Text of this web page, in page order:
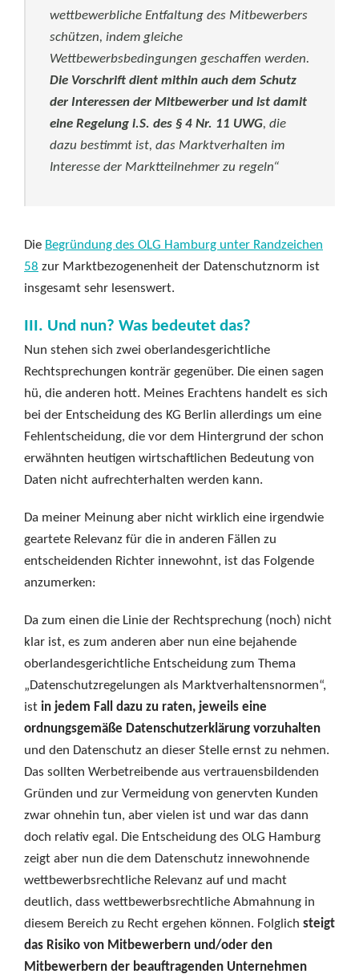
wettbewerbliche Entfaltung des Mitbewerbers
schützen, indem gleiche
Wettbewerbsbedingungen geschaffen werden.
Die Vorschrift dient mithin auch dem Schutz
der Interessen der Mitbewerber und ist damit
eine Regelung i.S. des § 4 Nr. 11 UWG, die
dazu bestimmt ist, das Marktverhalten im
Interesse der Marktteilnehmer zu regeln“
Die Begründung des OLG Hamburg unter Randzeichen
58 zur Marktbezogenenheit der Datenschutznorm ist
insgesamt sehr lesenswert.
III. Und nun? Was bedeutet das?
Nun stehen sich zwei oberlandesgerichtliche
Rechtsprechungen konträr gegenüber. Die einen sagen
hü, die anderen hott. Meines Erachtens handelt es sich
bei der Entscheidung des KG Berlin allerdings um eine
Fehlentscheidung, die vor dem Hintergrund der schon
erwähnten heutigen wirtschaftlichen Bedeutung von
Daten nicht aufrechterhalten werden kann.
Da meiner Meinung aber nicht wirklich eine irgendwie
geartete Relevanz für die in anderen Fällen zu
entscheidenden Richter innewohnt, ist das Folgende
anzumerken:
Da zum einen die Linie der Rechtsprechung (noch) nicht
klar ist, es zum anderen aber nun eine bejahende
oberlandesgerichtliche Entscheidung zum Thema
„Datenschutzregelungen als Marktverhaltensnormen“,
ist in jedem Fall dazu zu raten, jeweils eine
ordnungsgemäße Datenschutzerklärung vorzuhalten
und den Datenschutz an dieser Stelle ernst zu nehmen.
Das sollten Werbetreibende aus vertrauensbildenden
Gründen und zur Vermeidung von genervten Kunden
zwar ohnehin tun, aber vielen ist und war das dann
doch relativ egal. Die Entscheidung des OLG Hamburg
zeigt aber nun die dem Datenschutz innewohnende
wettbewerbsrechtliche Relevanz auf und macht
deutlich, dass wettbewerbsrechtliche Abmahnung in
diesem Bereich zu Recht ergehen können. Folglich steigt
das Risiko von Mitbewerbern und/oder den
Mitbewerbern der beauftragenden Unternehmen